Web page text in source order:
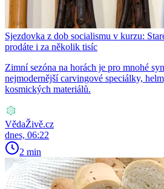
Sjezdovka z dob socialismu v kurzu:
prodáte i za několik tisíc
Zimní sezóna na horách je pro mnohé
nejmodernější carvingové speciálky,
kosmických materiálů.
VědaŽivě.cz
dnes, 06:22
2 min